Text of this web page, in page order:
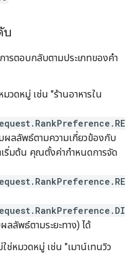
บ
รตอบกลับตามประเภทของคำ
วดหมู่ เช่น "ร้านอาหารใน
ผลลัพธ์ตามความเกี่ยวข้องกับ
เริ่มต้น คุณตั้งค่ากำหนดการจัด
ลลัพธ์ตามระยะทาง) ได้
ช่หมวดหมู่ เช่น "เมาน์เทนวิว